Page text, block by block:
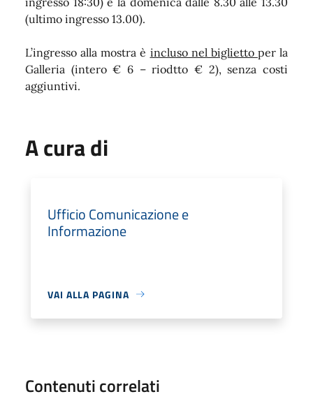
(ultimo ingresso 13.00).
L’ingresso alla mostra è incluso nel biglietto per la
Galleria (intero € 6 – riodtto € 2), senza costi
aggiuntivi.
A cura di
Ufficio Comunicazione e
Informazione
VAI ALLA PAGINA
Contenuti correlati